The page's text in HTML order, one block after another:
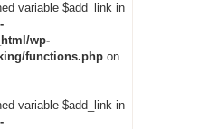
variable $add_link in
wp-
functions.phpon
variable $add_link in